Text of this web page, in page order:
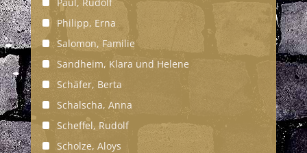
Philipp, Erna
Salomon, Familie
Sandheim, Klara und Helene
Schäfer, Berta
Schalscha, Anna
Scheffel, Rudolf
Scholze, Aloys